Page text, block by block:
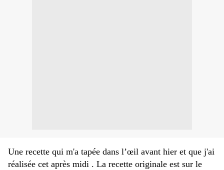
Une recette qui m'a tapée dans l’œil avant hier et que j'ai
réalisée cet après midi . La recette originale est sur le